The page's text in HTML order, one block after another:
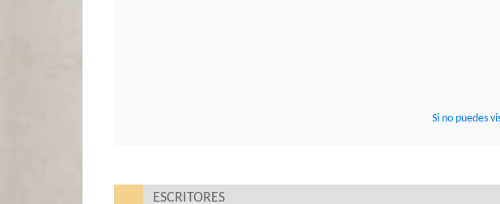
Si no puedes
ESCRITORES